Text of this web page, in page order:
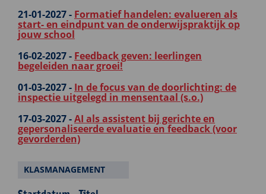
21-01-2027 - Formatief handelen: evalueren als
start- en eindpunt van de onderwijspraktijk op
jouw school
16-02-2027 - Feedback geven: leerlingen
begeleiden naar groei!
01-03-2027 - In de focus van de doorlichting: de
inspectie uitgelegd in mensentaal (s.o.)
17-03-2027 -AI als assistent bij gerichte en
gepersonaliseerde evaluatie en feedback (voor
gevorderden)
KLASMANAGEMENT